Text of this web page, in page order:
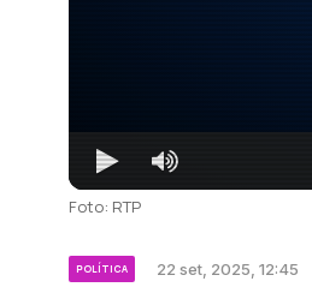
Foto: RTP
POLÍTICA 22 set, 2025, 12:45